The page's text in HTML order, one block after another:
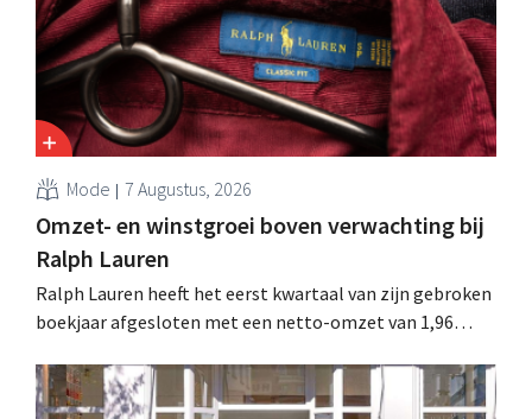
Mode 7 Augustus, 2026
Omzet- en winstgroei boven verwachting bij
Ralph Lauren
Ralph Lauren heeft het eerst kwartaal van zijn gebroken
boekjaar afgesloten met een netto-omzet van 1,96
is dan een jaar eerder. Na die beter dan verwachte start
verhoogt het bedrijf ook zijn vooruitzichten voor het